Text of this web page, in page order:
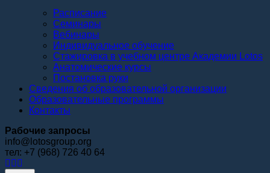
Расписание
Семинары
Вебинары
Индивидуальное обучение
Стажировка в учебном центре Академии Lotos
Анатомические курсы
Постановка руки
Сведения об образовательной организации
Образовательные программы
Контакты
Рабочие запросы
info@lotosgroup.org
тел: +7 (968) 726 40 64